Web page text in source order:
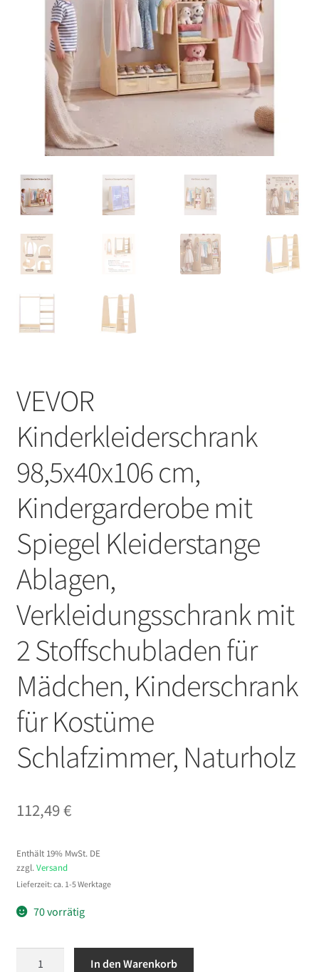
VEVOR
Kinderkleiderschrank
98,5x40x106 cm,
Kindergarderobe mit
Spiegel Kleiderstange
Ablagen,
Verkleidungsschrank mit
2 Stoffschubladen für
Mädchen, Kinderschrank
für Kostüme
Schlafzimmer, Naturholz
112,49€
Enthält 19% MwSt. DE
zzgl. Versand
Lieferzeit: ca. 1-5 Werktage
70 vorrätig
In den Warenkorb